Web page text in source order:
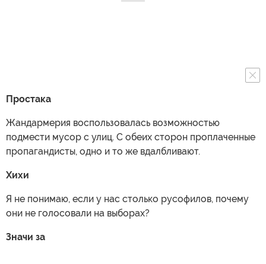
Простака
Жандармерия воспользовалась возможностью
подмести мусор с улиц. С обеих сторон проплаченные
пропагандисты, одно и то же вдалбливают.
Хихи
Я не понимаю, если у нас столько русофилов, почему
они не голосовали на выборах?
Значи за